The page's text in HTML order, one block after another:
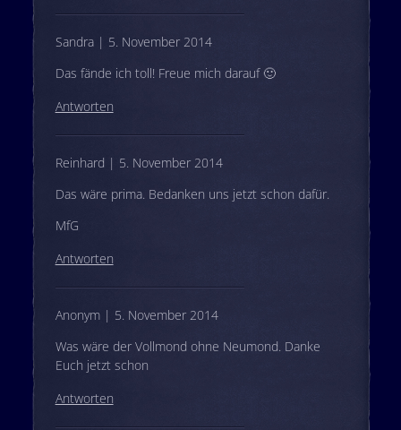
Sandra | 5. November 2014
Das fände ich toll! Freue mich darauf 🙂
Antworten
Reinhard | 5. November 2014
Das wäre prima. Bedanken uns jetzt schon dafür.
MfG
Antworten
Anonym | 5. November 2014
Was wäre der Vollmond ohne Neumond. Danke
Euch jetzt schon
Antworten